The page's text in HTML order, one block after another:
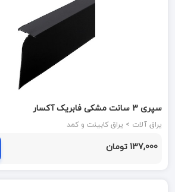
سپری 3 سانت مشکی فابریک آکسار
یراق آلات > یراق کابینت و کمد
137,000 تومان